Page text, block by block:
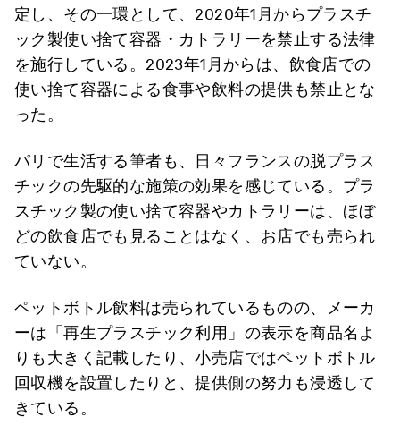
定し、その一環として、2020年1月からプラスチ
ック製使い捨て容器・カトラリーを禁止する法律
を施行している。2023年1月からは、飲食店での
使い捨て容器による食事や飲料の提供も禁止とな
った。
パリで生活する筆者も、日々フランスの脱プラス
チックの先駆的な施策の効果を感じている。プラ
スチック製の使い捨て容器やカトラリーは、ほぼ
どの飲食店でも見ることはなく、お店でも売られ
ていない。
ペットボトル飲料は売られているものの、メーカ
ーは「再生プラスチック利用」の表示を商品名よ
りも大きく記載したり、小売店ではペットボトル
回収機を設置したりと、提供側の努力も浸透して
きている。